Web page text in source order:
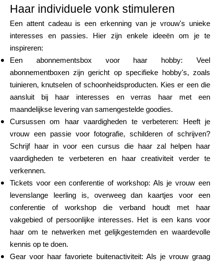
Haar individuele vonk stimuleren
Een attent cadeau is een erkenning van je vrouw's unieke
interesses en passies. Hier zijn enkele ideeën om je te
inspireren:
Een abonnementsbox voor haar hobby: Veel
abonnementboxen zijn gericht op specifieke hobby's, zoals
tuinieren, knutselen of schoonheidsproducten. Kies er een die
aansluit bij haar interesses en verras haar met een
maandelijkse levering van samengestelde goodies.
Cursussen om haar vaardigheden te verbeteren: Heeft je
vrouw een passie voor fotografie, schilderen of schrijven?
Schrijf haar in voor een cursus die haar zal helpen haar
vaardigheden te verbeteren en haar creativiteit verder te
verkennen.
Tickets voor een conferentie of workshop: Als je vrouw een
levenslange leerling is, overweeg dan kaartjes voor een
conferentie of workshop die verband houdt met haar
vakgebied of persoonlijke interesses. Het is een kans voor
haar om te netwerken met gelijkgestemden en waardevolle
kennis op te doen.
Gear voor haar favoriete buitenactiviteit: Als je vrouw graag